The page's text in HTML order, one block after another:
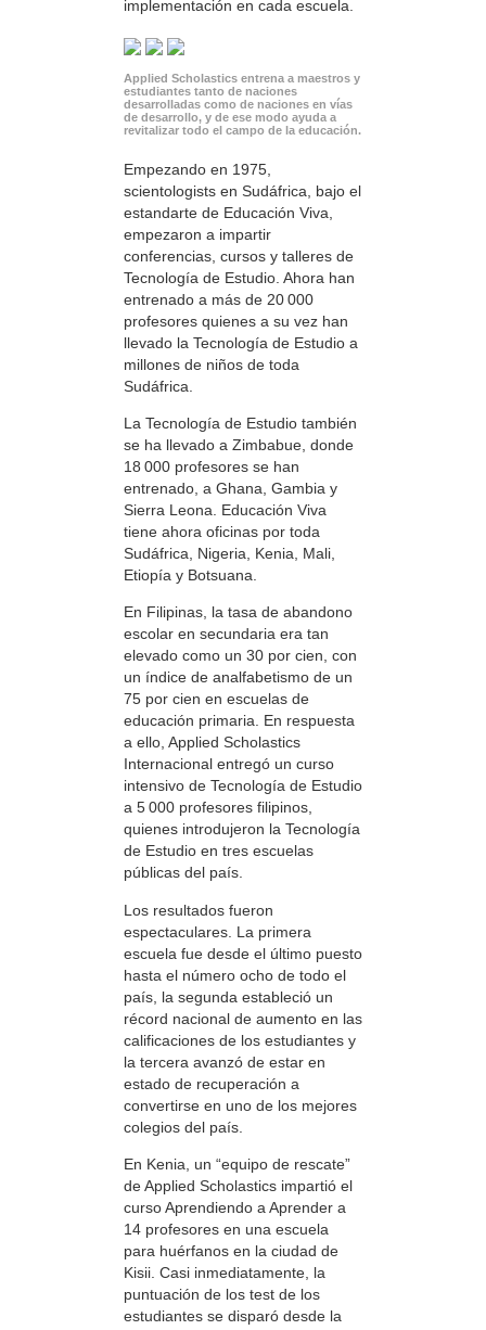
implementación en cada escuela.
Applied Scholastics entrena a maestros y
estudiantes tanto de naciones
desarrolladas como de naciones en vías
de desarrollo, y de ese modo ayuda a
revitalizar todo el campo de la educación.
Empezando en 1975,
scientologists en Sudáfrica, bajo el
estandarte de Educación Viva,
empezaron a impartir
conferencias, cursos y talleres de
Tecnología de Estudio. Ahora han
entrenado a más de 20 000
profesores quienes a su vez han
llevado la Tecnología de Estudio a
millones de niños de toda
Sudáfrica.
La Tecnología de Estudio también
se ha llevado a Zimbabue, donde
18 000 profesores se han
entrenado, a Ghana, Gambia y
Sierra Leona. Educación Viva
tiene ahora oficinas por toda
Sudáfrica, Nigeria, Kenia, Mali,
Etiopía y Botsuana.
En Filipinas, la tasa de abandono
escolar en secundaria era tan
elevado como un 30 por cien, con
un índice de analfabetismo de un
75 por cien en escuelas de
educación primaria. En respuesta
a ello, Applied Scholastics
Internacional entregó un curso
intensivo de Tecnología de Estudio
a 5 000 profesores filipinos,
quienes introdujeron la Tecnología
de Estudio en tres escuelas
públicas del país.
Los resultados fueron
espectaculares. La primera
escuela fue desde el último puesto
hasta el número ocho de todo el
país, la segunda estableció un
récord nacional de aumento en las
calificaciones de los estudiantes y
la tercera avanzó de estar en
estado de recuperación a
convertirse en uno de los mejores
colegios del país.
En Kenia, un “equipo de rescate”
de Applied Scholastics impartió el
curso Aprendiendo a Aprender a
14 profesores en una escuela
para huérfanos en la ciudad de
Kisii. Casi inmediatamente, la
puntuación de los test de los
estudiantes se disparó desde la